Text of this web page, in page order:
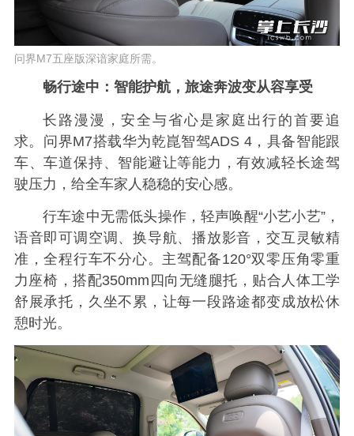
问界M7五座版深谙家庭所需。
畅行途中：智能护航，旅途奔波变从容享受
长路漫漫，安全与省心是家庭出行的首要追
求。问界M7搭载华为乾崑智驾ADS 4，具备智能跟
车、车道保持、智能避让等能力，有效减轻长途驾
驶压力，给全车家人稳稳的安心感。
行车途中无需低头操作，轻声唤醒“小艺小艺”，
语音即可调空调、换导航、播放影音，交互灵敏精
准，全程行车不分心。主驾配备120°双零压角零重
力座椅，搭配350mm四向无缝腿托，贴合人体工学
舒展承托，久坐不累，让每一段路途都变成放松休
憩时光。